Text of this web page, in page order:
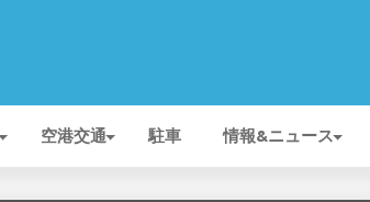
空港交通 駐車 情報&ニュース